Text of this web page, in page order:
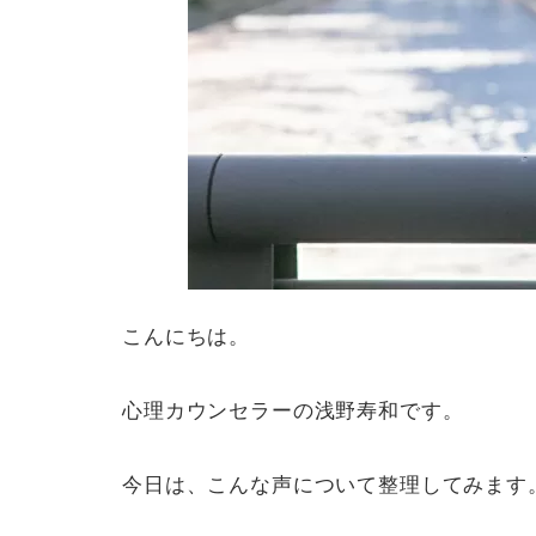
こんにちは。
心理カウンセラーの浅野寿和です。
今日は、こんな声について整理してみます